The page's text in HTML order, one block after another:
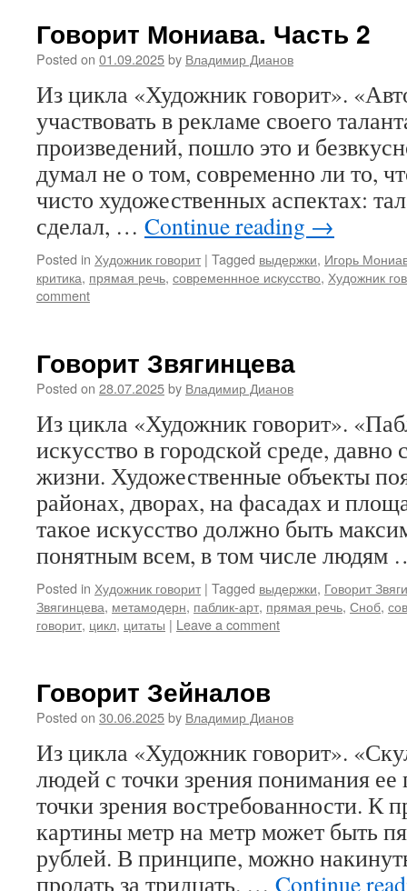
Говорит Мониава. Часть 2
Posted on 01.09.2025by Владимир Дианов
Из цикла «Художник говорит».
участвовать в рекламе своего
произведений, пошло это и
думал не о том, современно ли то,
чисто художественных аспектах:
сделал, … Continue reading →
Posted in Художник говорит | Tagged выдержки, Игорь
критика, прямая речь, современнное искусство, Художник
comment
Говорит Звягинцева
Posted on 28.07.2025by Владимир Дианов
Из цикла «Художник говорит».
искусство в городской среде,
жизни. Художественные объекты
районах, дворах, на фасадах и
такое искусство должно быть
понятным всем, в том числе
Posted in Художник говорит | Tagged выдержки, Говорит
Звягинцева, метамодерн, паблик-арт, прямая речь, Сноб,
говорит, цикл, цитаты | Leave a comment
Говорит Зейналов
Posted on 30.06.2025by Владимир Дианов
Из цикла «Художник говорит».
людей с точки зрения понимания ее
точки зрения востребованности. К
картины метр на метр может быть
рублей. В принципе, можно
продать за тридцать. … Continue